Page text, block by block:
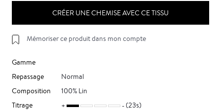
CRÉER UNE CHEMISE AVEC CE TISSU
Mémoriser ce produit dans mon compte
Gamme
Repassage
Normal
Composition
100% Lin
Titrage
(23s)